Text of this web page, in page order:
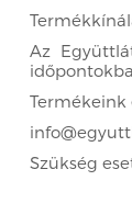
Az
Szükség